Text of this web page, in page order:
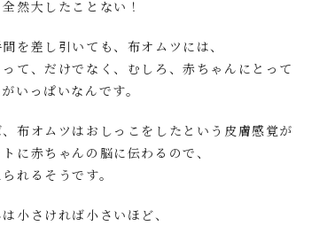
然大したことない！
を差し引いても、布オムツには、
て、だけでなく、むしろ、赤ちゃんにとって
いっぱいなんです。
布オムツはおしっこをしたという皮膚感覚が
に赤ちゃんの脳に伝わるので、
れるそうです。
小さければ小さいほど、